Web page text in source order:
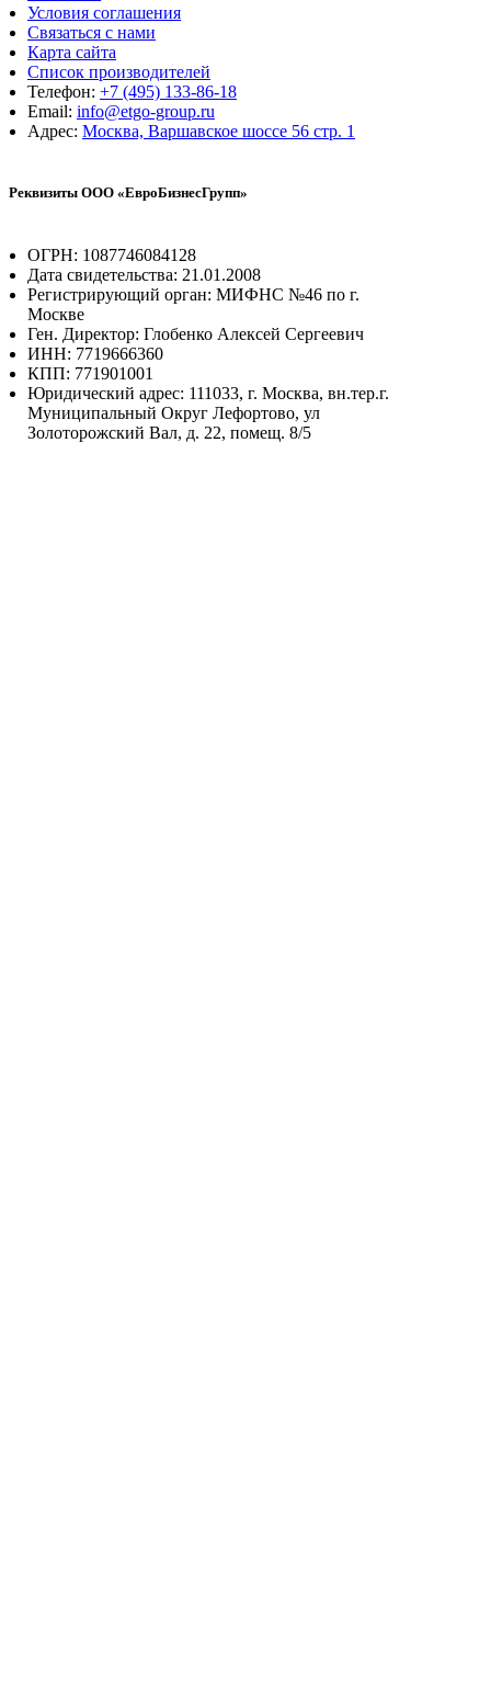
Условия соглашения
Связаться с нами
Карта сайта
Список производителей
Телефон: +7 (495) 133-86-18
Email: info@etgo-group.ru
Адрес: Москва, Варшавское шоссе 56 стр. 1
Реквизиты ООО «ЕвроБизнесГрупп»
ОГРН: 1087746084128
Дата свидетельства: 21.01.2008
Регистрирующий орган: МИФНС №46 по г.
Москве
Ген. Директор: Глобенко Алексей Сергеевич
ИНН: 7719666360
КПП: 771901001
Юридический адрес: 111033, г. Москва, вн.тер.г.
Муниципальный Округ Лефортово, ул
Золоторожский Вал, д. 22, помещ. 8/5